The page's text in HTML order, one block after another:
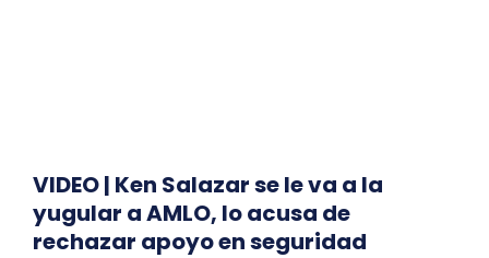
VIDEO | Ken Salazar se le va a la
yugular a AMLO, lo acusa de
rechazar apoyo en seguridad